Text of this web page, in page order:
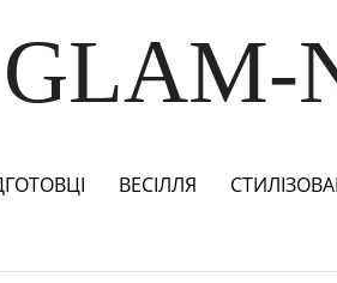
GLAM-
ВЕСІЛЛЯ